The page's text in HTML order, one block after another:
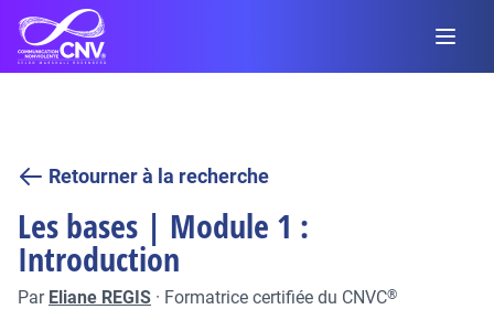
Retourner à la recherche
Les bases | Module 1 :
Introduction
Par Eliane REGIS · Formatrice certifiée du CNVC®